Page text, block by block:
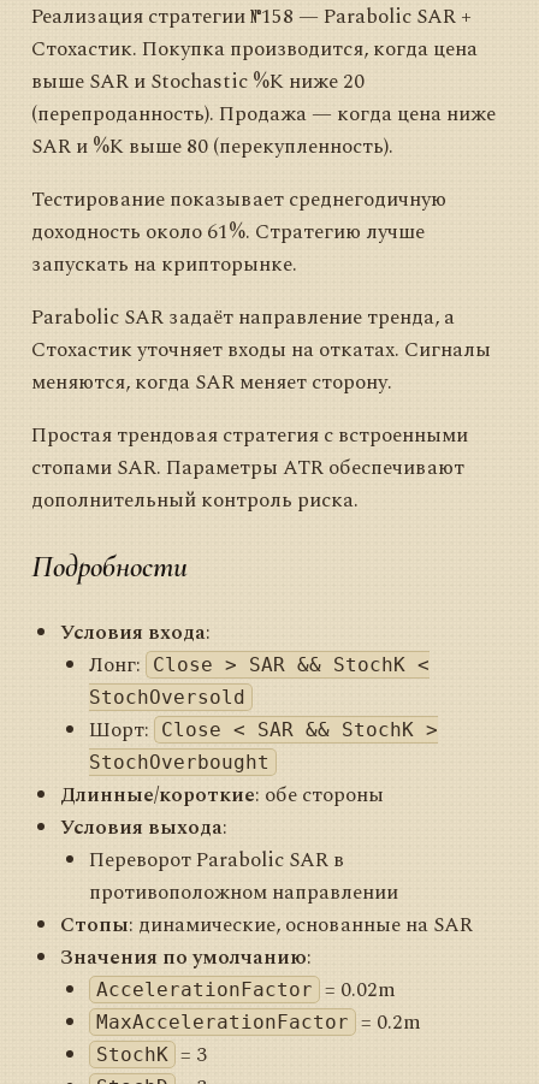
Реализация стратегии №158 — Parabolic SAR +
Стохастик. Покупка производится, когда цена
выше SAR и Stochastic %K ниже 20
(перепроданность). Продажа — когда цена ниже
SAR и %K выше 80 (перекупленность).
Тестирование показывает среднегодичную
доходность около 61%. Стратегию лучше
запускать на крипторынке.
Parabolic SAR задаёт направление тренда, а
Стохастик уточняет входы на откатах. Сигналы
меняются, когда SAR меняет сторону.
Простая трендовая стратегия с встроенными
стопами SAR. Параметры ATR обеспечивают
дополнительный контроль риска.
Подробности
Условия входа:
Лонг:
Close > SAR && StochK <
StochOversold
Шорт:
Close < SAR && StochK >
StochOverbought
Длинные/короткие: обе стороны
Условия выхода:
Переворот Parabolic SAR в
противоположном направлении
Стопы: динамические, основанные на SAR
Значения по умолчанию:
AccelerationFactor = 0.02m
MaxAccelerationFactor = 0.2m
StochK = 3